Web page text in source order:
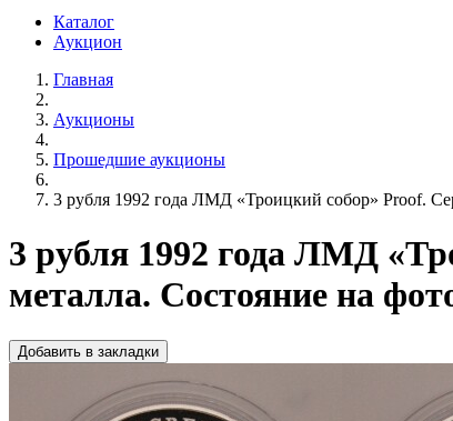
Каталог
Аукцион
Главная
Аукционы
Прошедшие аукционы
3 рубля 1992 года ЛМД «Троицкий собор» Proof.
3 рубля 1992 года ЛМД
металла. Состояние на
Добавить в закладки